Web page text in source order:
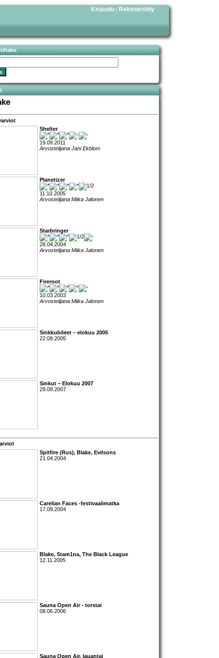
Kirjaudu | Rekisteröidy
Shelter
19.09.2011
Arvostelijana Jani Ekblom
Planetizer
11.10.2005
Arvostelijana Miika Jalonen
Starbringer
28.04.2004
Arvostelijana Miika Jalonen
Fireroot
10.03.2003
Arvostelijana Miika Jalonen
Sinkkubileet – elokuu 2005
22.08.2005
Sinkut – Elokuu 2007
29.08.2007
Spitfire (Rus), Blake, Evilsons
21.04.2004
Carelian Faces -festivaalimatka
17.09.2004
Blake, Stam1na, The Black League
12.11.2005
Sauna Open Air - torstai
08.06.2006
Sauna Open Air, lauantai